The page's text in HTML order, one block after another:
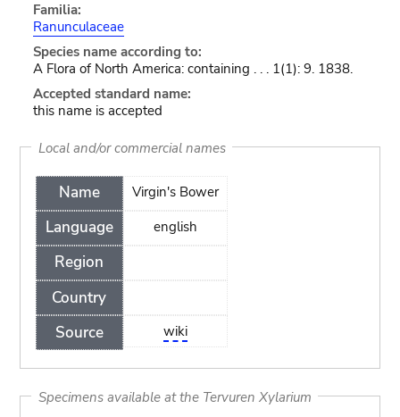
Familia:
Ranunculaceae
Species name according to:
A Flora of North America: containing . . . 1(1): 9. 1838.
Accepted standard name:
this name is accepted
Local and/or commercial names
Name
Language
Region
Country
Source
Virgin's Bower
english
wiki
Specimens available at the Tervuren Xylarium